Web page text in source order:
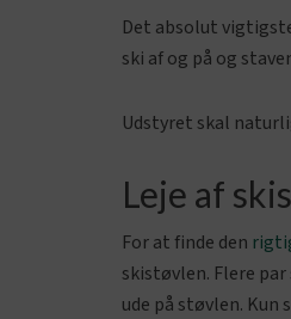
Det absolut
ski af og på og
Udstyret skal
Leje af
For at finde den
skistøvlen. Flere
ude på støvlen.